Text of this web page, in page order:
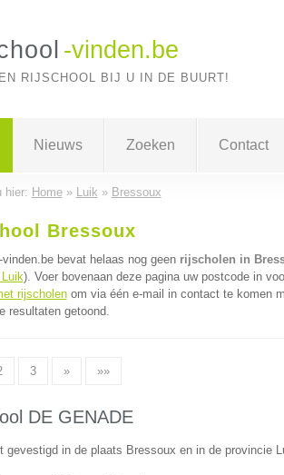
-vinden.be
RIJSCHOOL BIJ U IN DE BUURT!
Nieuws Zoeken Contact
hier: Home» Luik » Bressoux
Bressoux
vinden.be bevat helaas nog geen rijscholen in
). Voer bovenaan deze pagina uw postcode in
rijscholenom via één e-mail in contact te komen
resultaten getoond.
3 » »»
DE GENADE
gevestigd in de plaats Bressoux en in de provincie